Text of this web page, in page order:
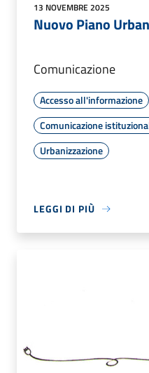
13 NOVEMBRE 2025
Nuovo Piano
Comunicazione
Accesso all'informazione
Comunicazione
Urbanizzazione
LEGGI DI PIÙ